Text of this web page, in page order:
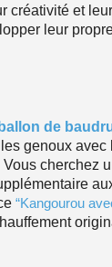
créativité et
leur
de
genoux avec
cherchez
“Kangourou